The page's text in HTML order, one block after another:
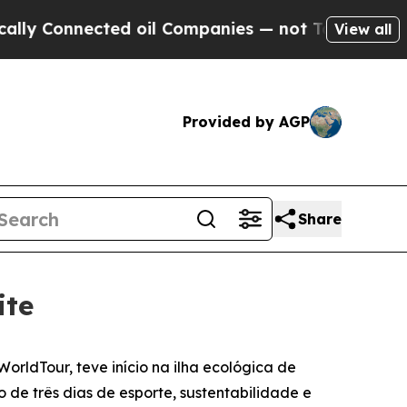
oil Companies — not Taxpayers — the
View all
Provided by AGP
Share
teve início na ilha ecológica de
três dias de esporte, sustentabilidade e